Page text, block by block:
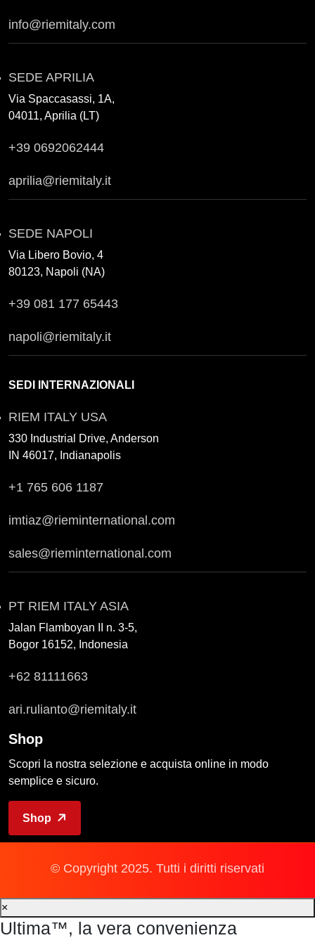
info@riemitaly.com
SEDE APRILIA
Via Spaccasassi, 1A,
04011, Aprilia (LT)
+39 0692062444
aprilia@riemitaly.it
SEDE NAPOLI
Via Libero Bovio, 4
80123, Napoli (NA)
+39 081 177 65443
napoli@riemitaly.it
SEDI INTERNAZIONALI
RIEM ITALY USA
330 Industrial Drive, Anderson
IN 46017, Indianapolis
+1 765 606 1187
imtiaz@rieminternational.com
sales@rieminternational.com
PT RIEM ITALY ASIA
Jalan Flamboyan II n. 3-5,
Bogor 16152, Indonesia
+62 81111663
ari.rulianto@riemitaly.it
Shop
Scopri la nostra selezione e acquista online in modo
semplice e sicuro.
Shop
© Copyright 2025. Tutti i diritti riservati
×
Ultima™, la vera convenienza